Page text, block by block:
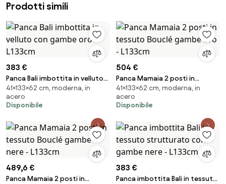
Prodotti simili
383 €
Panca Bali imbottita in velluto
con gambe oro - L133cm
41×133×62 cm, moderna, in
acero
Disponibile
504 €
Panca Mamaia 2 posti in
tessuto Bouclé gambe oro -
L133cm
41×133×62 cm, moderna, in
acero
Disponibile
489,6 €
Panca Mamaia 2 posti in
383 €
Panca imbottita Bali in tessuto